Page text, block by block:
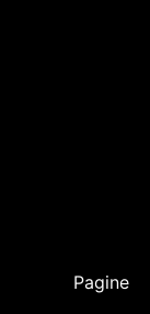
Pagine